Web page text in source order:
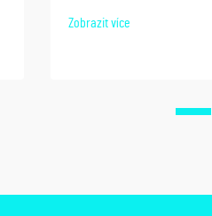
Zobrazit více